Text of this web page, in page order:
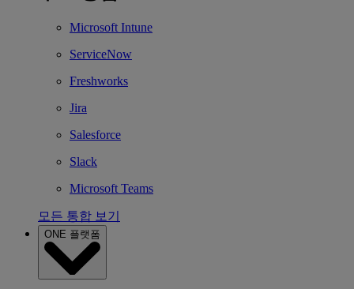
Microsoft Intune
ServiceNow
Freshworks
Jira
Salesforce
Slack
Microsoft Teams
모든 통합 보기
ONE 플랫폼